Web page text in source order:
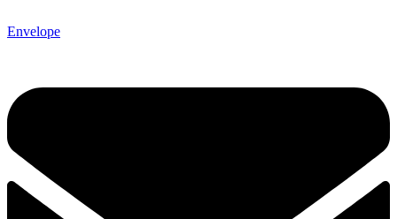
Envelope